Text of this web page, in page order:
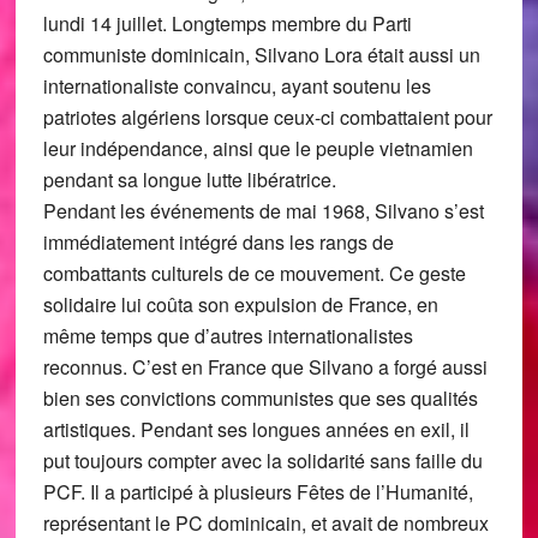
lundi 14 juillet. Longtemps membre du Parti
communiste dominicain, Silvano Lora était aussi un
internationaliste convaincu, ayant soutenu les
patriotes algériens lorsque ceux-ci combattaient pour
leur indépendance, ainsi que le peuple vietnamien
pendant sa longue lutte libératrice.
Pendant les événements de mai 1968, Silvano s’est
immédiatement intégré dans les rangs de
combattants culturels de ce mouvement. Ce geste
solidaire lui coûta son expulsion de France, en
même temps que d’autres internationalistes
reconnus. C’est en France que Silvano a forgé aussi
bien ses convictions communistes que ses qualités
artistiques. Pendant ses longues années en exil, il
put toujours compter avec la solidarité sans faille du
PCF. Il a participé à plusieurs Fêtes de l’Humanité,
représentant le PC dominicain, et avait de nombreux